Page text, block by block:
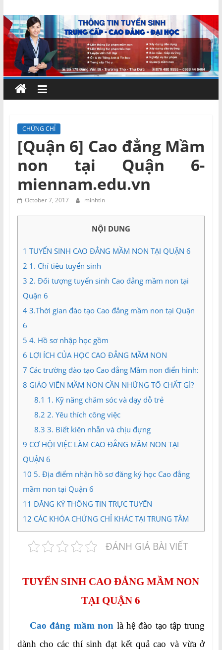
to
content
Chứng
chỉ
ngắn
hạn
–
MIENNAM
Education
Đào
tạo
Miền
Nam
CHỨNG CHỈ
[Quận 6] Cao đẳng Mầm
non tại Quận 6-
miennam.edu.vn
October 7, 2017 minhtin
NỘI DUNG
1 TUYỂN SINH CAO ĐẲNG MẦM NON TẠI QUẬN 6
2 1. Chỉ tiêu tuyển sinh
3 2. Đối tượng tuyển sinh Cao đẳng mầm non tại
Quận 6
43.Thời gian đào tạo Cao đẳng mầm non tại Quận
6
5 4. Hồ sơ nhập học gồm
6 LỢI ÍCH CỦA HỌC CAO ĐẲNG MẦM NON
7 Các trường đào tạo Cao đẳng Mầm non điển hình:
8 GIÁO VIÊN MẦM NON CẦN NHỮNG TỐ CHẤT GÌ?
8.1 1. Kỹ năng chăm sóc và dạy dỗ trẻ
8.2 2. Yêu thích công việc
8.3 3. Biết kiên nhẫn và chịu đựng
9 CƠ HỘI VIỆC LÀM CAO ĐẲNG MẦM NON TẠI
QUẬN 6
10 5. Địa điểm nhận hồ sơ đăng ký học Cao đẳng
mầm non tại Quận 6
11 ĐĂNG KÝ THÔNG TIN TRỰC TUYẾN
12 CÁC KHÓA CHỨNG CHỈ KHÁC TẠI TRUNG TÂM
ĐÁNH GIÁ BÀI VIẾT
TUYỂN SINH CAO ĐẲNG MẦM NON
TẠI QUẬN 6
Cao đẳng mầm non là hệ đào tạo tập trung
dành cho các thí sinh đạt kết quả cao và vừa ở